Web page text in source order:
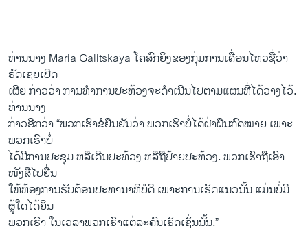
ທ່ານນາງ Maria Galitskaya ໂຄສົກ​ຍິງຂອງ​ກຸ່ມ​ການ​ເຄື່ອນໄຫວຊື່ວ່າ
ຣັດ​ເຊຍ​ເປີດ
​ເຜີຍ ກ່າວ​ວ່າ ການ​ທໍາ​ການ​ປະ​ທ້ວງ​ຈະດໍາ​ເນີນ​ໄປ​ຕາມ​ແຜນທີ່​ໄດ້​ວາງ​ໄວ້.
ທ່ານ​ນາງ​
ກ່າວອີກ​ວ່າ “ພວກ​ເຮົາ​ຂໍ​ຢືນຢັນວ່າ ພວກ​ເຮົາບໍ່​ໄດ້​ຝ່າຝືນ​ກົດໝາຍ ​ເພາະ
ພວກເຮົາ​ບໍ່​
ໄດ້​ມີ​ການ​ປະຊຸມ ຫລື​ເດີນ​ປະ​ທ້ວງ ຫລື​ຖື​ປ້າຍ​ປະ​ທ້ວງ. ພວກ​ເຮົາ​ຖື​ເອົາ​
ໜັງສື​ໄປ​ຍື່ນ
ໃຫ້​ຫ້ອງການ​ຮັບ​ຕ້ອນ​ປະທານາທິບໍດີ ​ເພາະ​ການ​ເຮັດ​ແນວ​ນັ້ນ ​ແມ່ນ​ບໍ່ມີ​
ຜູ້ໃດ​ໄດ້​ຍິນ​
ພວກ​ເຮົ​າ ​ໃນ​ເວລາພວກ​ເຮົາ​ແຕ່ລະຄົນ​ເຮັດ​ເຊັ່ນ​ນັ້ນ.”